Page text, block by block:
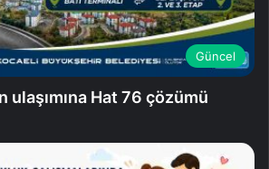
Güncel
ulaşımına Hat 76 çözümü